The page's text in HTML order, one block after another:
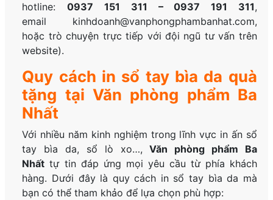
hotline:0937 151 311 – 0937 191 311,
email kinhdoanh@vanphongphambanhat.com,
hoặc trò chuyện trực tiếp với đội ngũ tư vấn trên
website).
Quy cách in sổ tay bìa da quà
tặng tại Văn phòng phẩm Ba
Nhất
Với nhiều năm kinh nghiệm trong lĩnh vực in ấn sổ
tay bìa da, sổ lò xo…,Văn phòng phẩm Ba
Nhất tự tin đáp ứng mọi yêu cầu từ phía khách
hàng. Dưới đây là quy cách in sổ tay bìa da mà
bạn có thể tham khảo để lựa chọn phù hợp: